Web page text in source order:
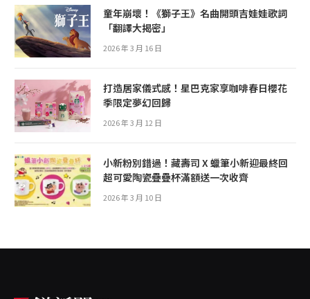
童年崩壞！《獅子王》名曲開頭吉娃娃歌詞
「翻譯大揭密」
2026 年 3 月 16 日
打造居家儀式感！星巴克家享咖啡春日櫻花
季限定夢幻回歸
2026 年 3 月 12 日
小新粉別錯過！藏壽司 X 蠟筆小新迎最終回
超可愛陶瓷疊疊杯滿額送一次收齊
2026 年 3 月 10 日